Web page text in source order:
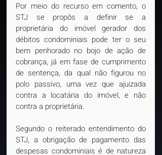
Por meio do recurso em comento, o
STJ se propôs a definir se a
proprietária do imóvel gerador dos
débitos condominiais pode ter o seu
bem penhorado no bojo de ação de
cobrança, já em fase de cumprimento
de sentença, da qual não figurou no
polo passivo, uma vez que ajuizada
contra a locatária do imóvel, e não
contra a proprietária.
Segundo o reiterado entendimento do
STJ, a obrigação de pagamento das